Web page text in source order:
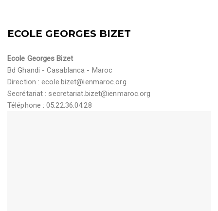
ECOLE GEORGES BIZET
Ecole Georges Bizet
Bd Ghandi - Casablanca - Maroc
Direction :ecole.bizet@ienmaroc.org
Secrétariat : secretariat.bizet@ienmaroc.org
Téléphone : 05.22.36.04.28